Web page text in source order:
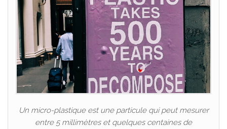
Un micro-plastique est une particule qui peut mesurer
entre 5 millimètres et quelques centaines de